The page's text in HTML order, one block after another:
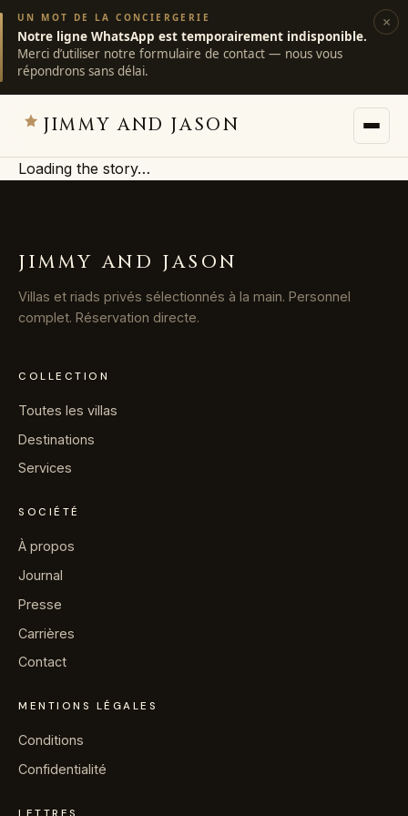
UN MOT DE LA CONCIERGERIE
Notre ligne WhatsApp est temporairement indisponible.
Merci d’utiliser notre formulaire de contact — nous vous
répondrons sans délai.
×
JIMMY AND JASON
Villas
Destinations
Services
Journal
Presse
Contact
Contacter la conciergerie sur WhatsApp
Loading the story…
JIMMY AND JASON
Villas et riads privés sélectionnés à la main. Personnel
complet. Réservation directe.
COLLECTION
Toutes les villas
Destinations
Services
SOCIÉTÉ
À propos
Journal
Presse
Carrières
Contact
MENTIONS LÉGALES
Conditions
Confidentialité